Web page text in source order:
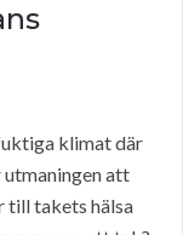
klimat där
utmaningen att
till takets hälsa